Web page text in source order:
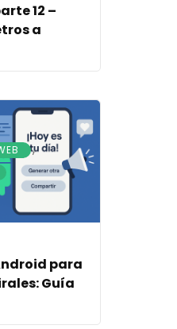
12 –
a
,
para
Guía